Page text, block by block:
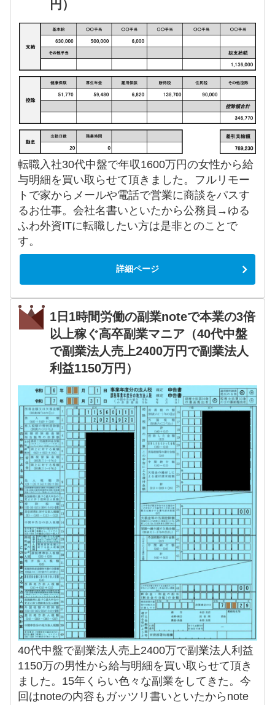
円）
転職入社30代中盤で年収1600万円の女性から給
与明細を買い取らせて頂きました。フルリモー
トで家からメールや電話で営業に商談をパスす
るお仕事。会社名書いといたから公務員→ゆる
ふわ外資ITに転職したい方は是非とのことで
す。
詳細ページ
1日1時間労働の副業noteで本業の3倍
以上稼ぐ高卒副業マニア（40代中盤
で副業法人売上2400万円で副業法人
利益1150万円）
40代中盤で副業法人売上2400万で副業法人利益
1150万の男性から給与明細を買い取らせて頂き
ました。15年くらい色々な副業をしてきた。今
回はnoteの内容もガッツリ書いといたからnote